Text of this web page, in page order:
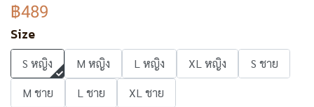
฿489
Size
S หญิง M หญิง L หญิง XL หญิง
S ชาย
M ชาย
L ชาย XL ชาย